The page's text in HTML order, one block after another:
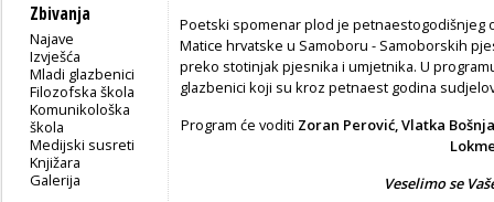
Zbivanja
Najave
Izvješća
Mladi glazbenici
Filozofska škola
Komunikološka
škola
Medijski susreti
Knjižara
Galerija
Poetski spomenar plod je petnaestogodišnjeg
Matice hrvatske u Samoboru - Samoborskih
preko stotinjak pjesnika i umjetnika. U
glazbenici koji su kroz petnaest godina
Program će voditi Zoran Perović, Vlatka
Veselimo se